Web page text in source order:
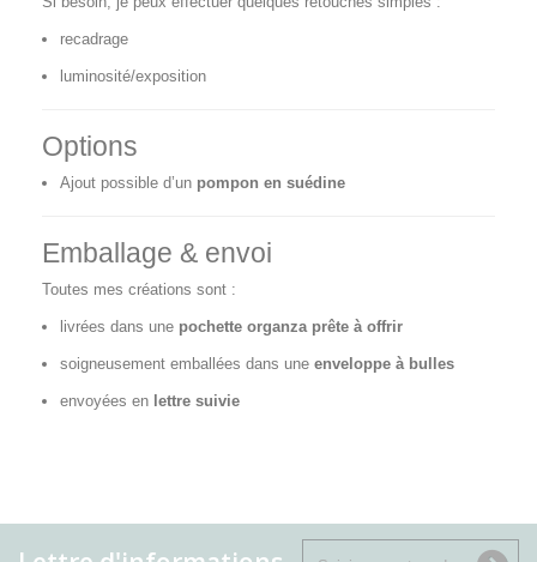
recadrage
luminosité/exposition
Options
Ajout possible d’un pompon en suédine
Emballage & envoi
Toutes mes créations sont :
livrées dans une pochette organza prête à offrir
soigneusement emballées dans une enveloppe à bulles
envoyées en lettre suivie